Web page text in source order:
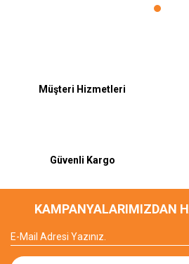
Müşteri Hizmetleri
Güvenli Kargo
KAMPANYALARIMIZDAN